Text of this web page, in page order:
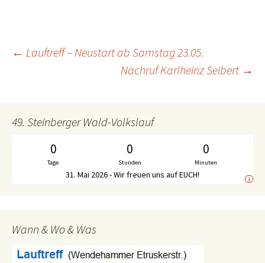
Beitrags-
← Lauftreff – Neustart ab Samstag 23.05.
Nachruf Karlheinz Seibert →
49. Steinberger Wald-Volkslauf
0
Tage
0
Stunden
0
Minuten
31. Mai 2026 - Wir freuen uns auf EUCH! i
Wann & Wo & Was